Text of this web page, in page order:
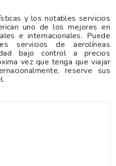
y los notables servicios
uno de los mejores en
e internacionales. Puede
servicios de aerolíneas
bajo control a precios
vez que tenga que viajar
reserve sus